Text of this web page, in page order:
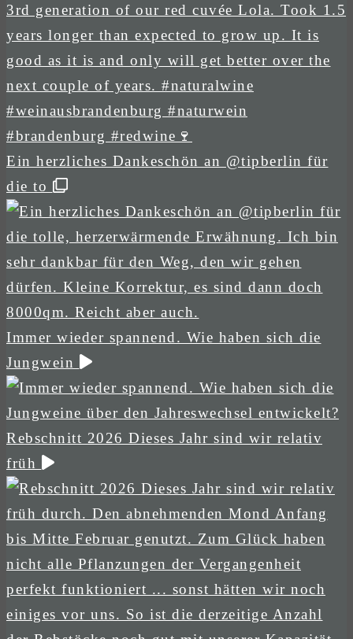
Ein herzliches Dankeschön an @tipberlin für
die to
Immer wieder spannend. Wie haben sich die
Jungwein
Rebschnitt 2026 Dieses Jahr sind wir relativ
früh